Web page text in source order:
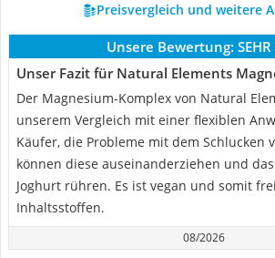
Preisvergleich und weitere
Unsere Bewertung:
Unser Fazit für Natural Elements
Der Magnesium-Komplex von Natural
unserem Vergleich mit einer flexiblen
Käufer, die Probleme mit dem Schlucken
können diese auseinanderziehen und
Joghurt rühren. Es ist vegan und somit
Inhaltsstoffen.
08/2026